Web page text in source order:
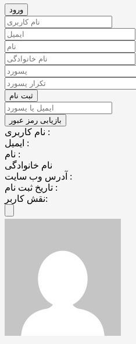
نام کاربری :
ایمیل :
نام :
نام خانوادگی
آدرس وب سایت :
تاریخ ثبت نام :
نقش کاربر: